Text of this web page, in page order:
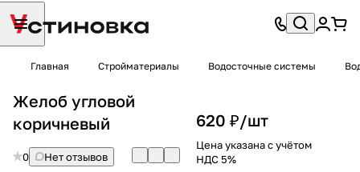
Главная Стройматериалы Водосточные системы
Желоб угловой
коричневый
0 Нет отзывов
620 ₽/шт
Цена указана с учётом
НДС 5%